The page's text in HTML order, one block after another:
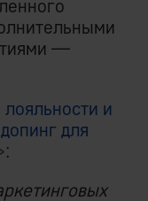
—
и
для